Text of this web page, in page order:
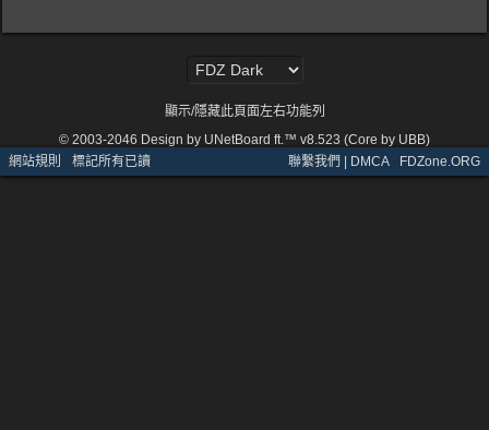
顯示/隱藏此頁面左右功能列
© 2003-2046 Design by UNetBoard ft.™ v8.523 (Core by UBB)
網站規則 · 標記所有已讀 聯繫我們 | DMCA· FDZone.ORG